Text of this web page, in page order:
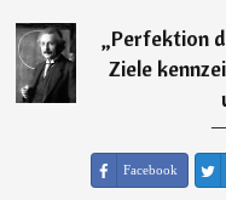
„Perfektion
Ziele
Facebook